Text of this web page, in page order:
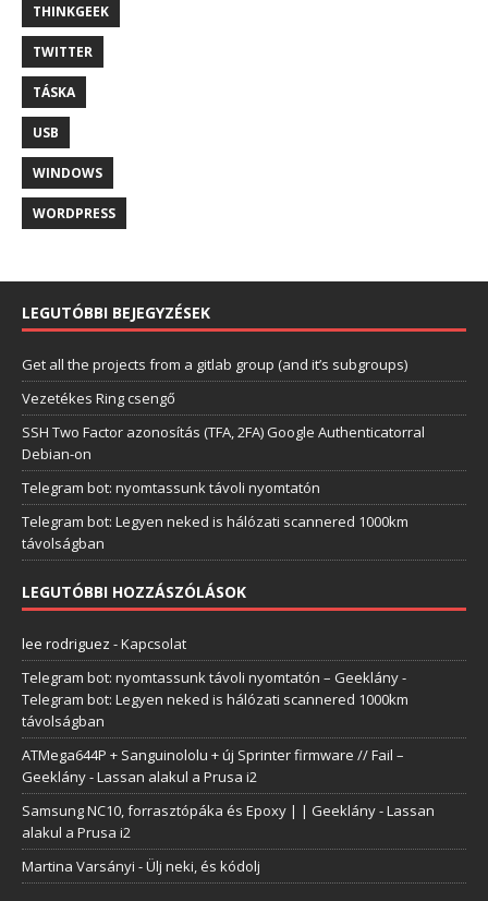
THINKGEEK
TWITTER
TÁSKA
USB
WINDOWS
WORDPRESS
LEGUTÓBBI BEJEGYZÉSEK
Get all the projects from a gitlab group (and it’s subgroups)
Vezetékes Ring csengő
SSH Two Factor azonosítás (TFA, 2FA) Google Authenticatorral
Debian-on
Telegram bot: nyomtassunk távoli nyomtatón
Telegram bot: Legyen neked is hálózati scannered 1000km
távolságban
LEGUTÓBBI HOZZÁSZÓLÁSOK
lee rodriguez -Kapcsolat
Telegram bot: nyomtassunk távoli nyomtatón – Geeklány-
Telegram bot: Legyen neked is hálózati scannered 1000km
távolságban
ATMega644P + Sanguinololu + új Sprinter firmware // Fail –
Geeklány-Lassan alakul a Prusa i2
Samsung NC10, forrasztópáka és Epoxy | | Geeklány-Lassan
alakul a Prusa i2
Martina Varsányi -Ülj neki, és kódolj